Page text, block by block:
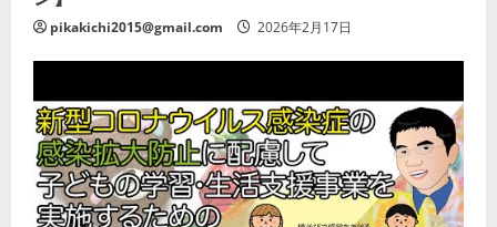
pikakichi2015@gmail.com 2026年2月17日